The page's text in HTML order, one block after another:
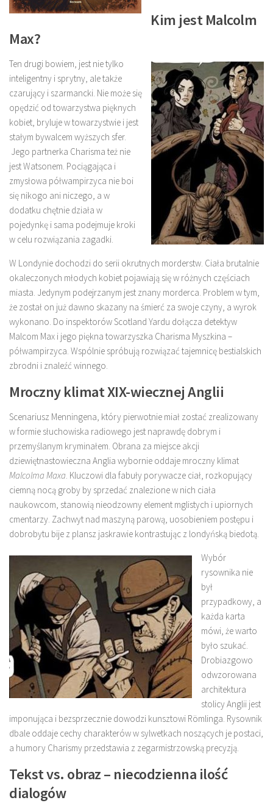
Kim jest Malcolm
Max?
Ten drugi bowiem, jest nie tylko
inteligentny i sprytny, ale także
czarujący i szarmancki. Nie może się
opędzić od towarzystwa pięknych
kobiet, bryluje w towarzystwie i jest
stałym bywalcem wyższych sfer.
Jego partnerka Charisma też nie
jest Watsonem. Pociągająca i
zmysłowa półwampirzyca nie boi
się nikogo ani niczego, a w
dodatku chętnie działa w
pojedynkę i sama podejmuje kroki
w celu rozwiązania zagadki.
W Londynie dochodzi do serii okrutnych morderstw. Ciała brutalnie
okaleczonych młodych kobiet pojawiają się w różnych częściach
miasta. Jedynym podejrzanym jest znany morderca. Problem w tym,
że został on już dawno skazany na śmierć za swoje czyny, a wyrok
wykonano. Do inspektorów Scotland Yardu dołącza detektyw
Malcom Max i jego piękna towarzyszka Charisma Myszkina –
półwampirzyca. Wspólnie spróbują rozwiązać tajemnicę bestialskich
zbrodni i znaleźć winnego.
Mroczny klimat XIX-wiecznej Anglii
Scenariusz Menningena, który pierwotnie miał zostać zrealizowany
w formie słuchowiska radiowego jest naprawdę dobrym i
przemyślanym kryminałem. Obrana za miejsce akcji
dziewiętnastowieczna Anglia wybornie oddaje mroczny klimat
Malcolma Maxa. Kluczowi dla fabuły porywacze ciał, rozkopujący
ciemną nocą groby by sprzedać znalezione w nich ciała
naukowcom, stanowią nieodzowny element mglistych i upiornych
cmentarzy. Zachwyt nad maszyną parową, uosobieniem postępu i
dobrobytu bije z plansz jaskrawie kontrastując z londyńską biedotą.
Wybór
rysownika nie
był
przypadkowy, a
każda karta
mówi, że warto
było szukać.
Drobiazgowo
odwzorowana
architektura
stolicy Anglii jest
imponująca i bezsprzecznie dowodzi kunsztowi Römlinga. Rysownik
dbale oddaje cechy charakterów w sylwetkach noszących je postaci,
a humory Charismy przedstawia z zegarmistrzowską precyzją.
Tekst vs. obraz – niecodzienna ilość
dialogów